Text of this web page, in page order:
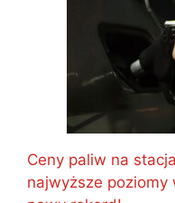
Ceny paliw na
najwyższe poziomy